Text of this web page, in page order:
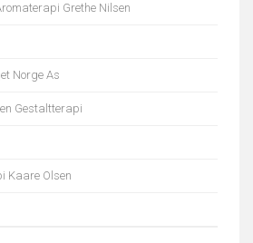
Grethe Nilsen
Norge As
Gestaltterapi
Kaare Olsen